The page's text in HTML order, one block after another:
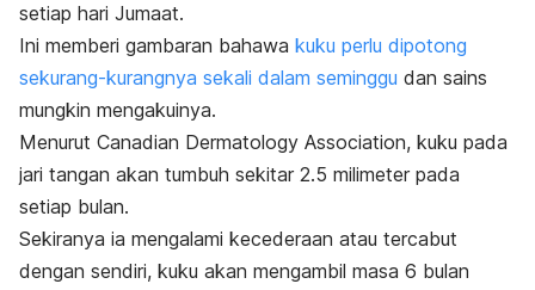
setiap hari Jumaat.
Ini memberi gambaran bahawa kuku perlu dipotong
sekurang-kurangnya sekali dalam seminggu dan sains
mungkin mengakuinya.
Menurut Canadian Dermatology Association, kuku pada
jari tangan akan tumbuh sekitar 2.5 milimeter pada
setiap bulan.
Sekiranya ia mengalami kecederaan atau tercabut
dengan sendiri, kuku akan mengambil masa 6 bulan